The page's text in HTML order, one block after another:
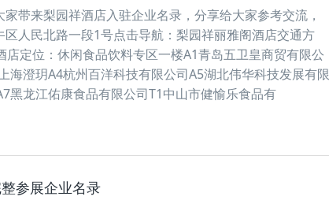
带来梨园祥酒店入驻企业名录，分享给大家参考交流，
人民北路一段1号点击导航：梨园祥丽雅阁酒店交通方
定位：休闲食品饮料专区一楼A1青岛五卫皇商贸有限公
海澄玥A4杭州百洋科技有限公司A5湖北伟华科技发展有限
黑龙江佑康食品有限公司T1中山市健愉乐食品有
参展企业名录